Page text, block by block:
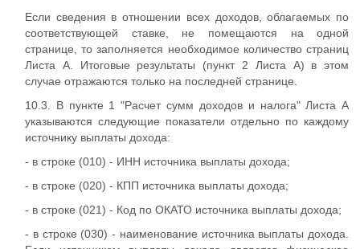
Если сведения в отношении всех доходов, облагаемых по
соответствующей ставке, не помещаются на одной
странице, то заполняется необходимое количество страниц
Листа А. Итоговые результаты (пункт 2 Листа А) в этом
случае отражаются только на последней странице.
10.3. В пункте 1 "Расчет сумм доходов и налога" Листа А
указываются следующие показатели отдельно по каждому
источнику выплаты дохода:
- в строке (010) - ИНН источника выплаты дохода;
- в строке (020) - КПП источника выплаты дохода;
- в строке (021) - Код по ОКАТО источника выплаты дохода;
- в строке (030) - наименование источника выплаты дохода.